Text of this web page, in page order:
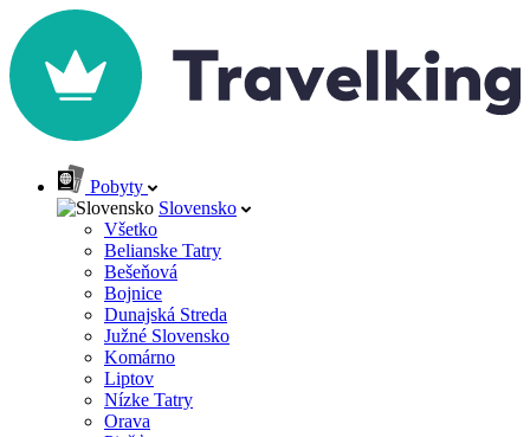
Pobyty
Slovensko
Všetko
Belianske Tatry
Bešeňová
Bojnice
Dunajská Streda
Južné Slovensko
Komárno
Liptov
Nízke Tatry
Orava